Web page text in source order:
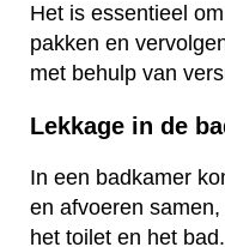
Het is essentieel
pakken en
met behulp van
Lekkage in de
In een badkamer
en afvoeren
het toilet en het bad.